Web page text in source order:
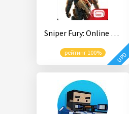
Sniper Fury: Online 3D FPS & Sniper Shooter Game
рейтинг 100% UPD